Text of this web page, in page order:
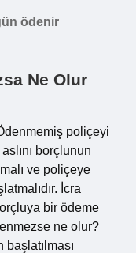
ödenir
Ne Olur
poliçeyi
borçlunun
ve poliçeye
İcra
bir ödeme
ne olur?